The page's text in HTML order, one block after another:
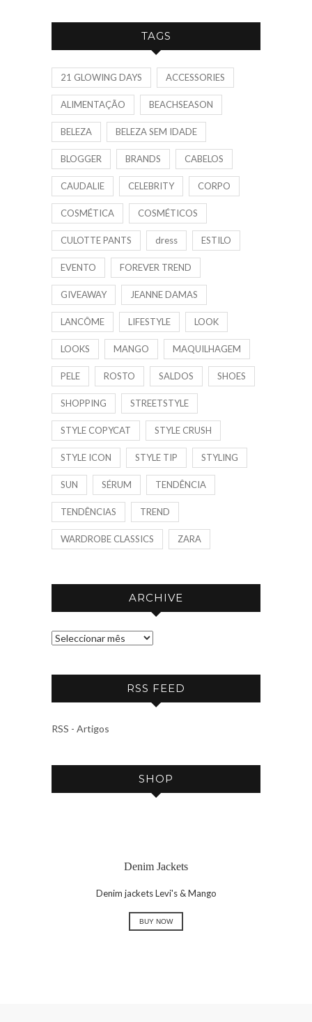
TAGS
21 GLOWING DAYS ACCESSORIES
ALIMENTAÇÃO BEACHSEASON
BELEZA BELEZA SEM IDADE
BLOGGER BRANDS CABELOS
CAUDALIE CELEBRITY CORPO
COSMÉTICA COSMÉTICOS
CULOTTE PANTS dress ESTILO
EVENTO FOREVER TREND
GIVEAWAY JEANNE DAMAS
LANCÔME LIFESTYLE LOOK
LOOKS MANGO MAQUILHAGEM
PELE ROSTO SALDOS SHOES
SHOPPING STREETSTYLE
STYLE COPYCAT STYLE CRUSH
STYLE ICON STYLE TIP STYLING
SUN SÉRUM TENDÊNCIA
TENDÊNCIAS TREND
WARDROBE CLASSICS ZARA
ARCHIVE
A
C
V
RSS FEED
RSS - Artigos
SHOP
Denim Jackets
Denim jackets Levi's & Mango
BUY NOW